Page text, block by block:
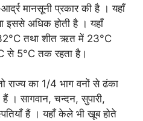
मानसूनी प्रकार की है । यहाँ
इससे अधिक होती है । यहाँ
तथा शीत ऋत में 23°C
से 5°C तक रहता है।
राज्य का 1/4 भाग वनों से ढंका
। सागवान, चन्दन, सुपारी,
हैं । यहाँ केले भी खूब होते